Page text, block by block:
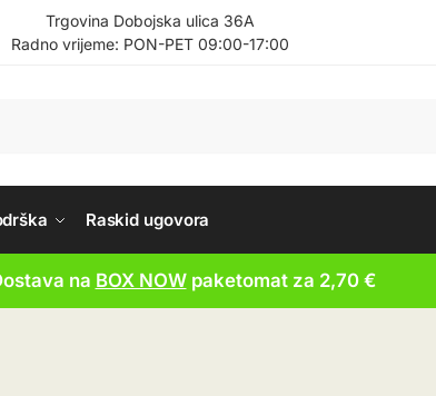
Trgovina Dobojska ulica 36A
Radno vrijeme: PON-PET 09:00-17:00
Raskid ugovora
na BOX NOWpaketomat za 2,70 €